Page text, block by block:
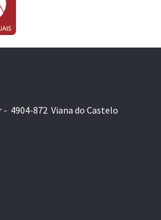
- 4904-872 Viana do Castelo